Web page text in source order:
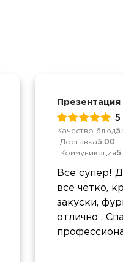
5
Качество блюд
Доставка5.00
Коммуникация
Все супер!
все четко,
закуски,
отлично .